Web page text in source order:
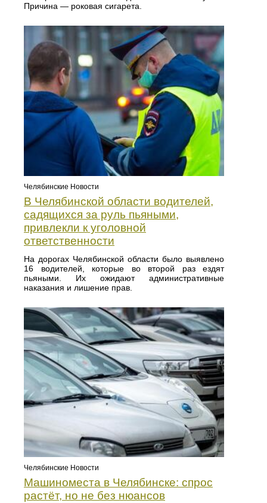
Причина — роковая сигарета.
Челябинские Новости
В Челябинской области водителей,
садящихся за руль пьяными,
привлекли к уголовной
ответственности
На дорогах Челябинской области было выявлено
16 водителей, которые во второй раз ездят
пьяными. Их ожидают административные
наказания и лишение прав.
Челябинские Новости
Машиноместа в Челябинске: спрос
растёт, но не без нюансов